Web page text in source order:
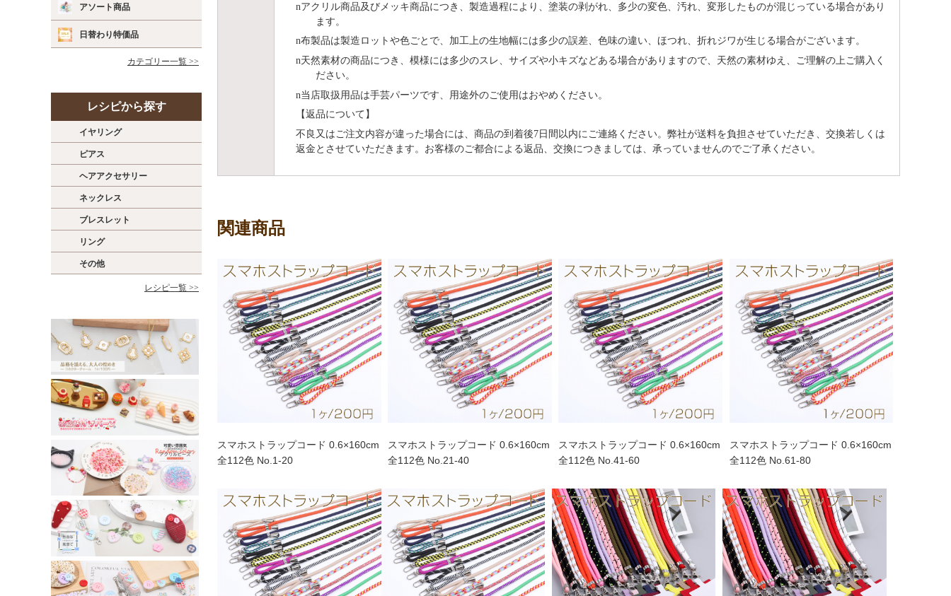
アソート商品
日替わり特価品
カテゴリー一覧 >>
レシピから探す
イヤリング
ピアス
ヘアアクセサリー
ネックレス
ブレスレット
リング
その他
レシピ一覧 >>
nアクリル商品及びメッキ商品につき、製造過程により、塗装の剥がれ、多少の変色、汚れ、変形したものが混じっている場合があり
ます。
n布製品は製造ロットや色ごとで、加工上の生地幅には多少の誤差、色味の違い、ほつれ、折れジワが生じる場合がございます。
n天然素材の商品につき、模様には多少のスレ、サイズや小キズなどある場合がありますので、天然の素材ゆえ、ご理解の上ご購入く
ださい。
n当店取扱用品は⼿芸パーツです、⽤途外のご使⽤はおやめください。
【返品について】
不良又はご注文内容が違った場合には、商品の到着後7日間以内にご連絡ください。弊社が送料を負担させていただき、交換若しくは
返金とさせていただきます。お客様のご都合による返品、交換につきましては、承っていませんのでご了承ください。
関連商品
スマホストラップコード 0.6×160cm
全112色 No.1-20
スマホストラップコード 0.6×160cm
全112色 No.21-40
スマホストラップコード 0.6×160cm
全112色 No.41-60
スマホストラップコード 0.6×160cm
全112色 No.61-80